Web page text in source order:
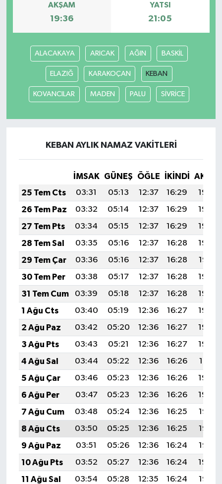
AKŞAM
19:36
YATSI
21:05
ALACAKAYA ARICAK AĞIN BASKİL
ELAZIĞ KARAKOÇAN KEBAN
KOVANCILAR MADEN PALU SİVRİCE
KEBAN AYLIK NAMAZ VAKITLERI
İMSAK GÜNEŞ ÖĞLE İKINDI
25 Tem Cts
03:31 05:13 12:37 16:29
19:50
26 Tem Paz
03:32 05:14 12:37 16:29
19:49
27 Tem Pts
03:34 05:15 12:37 16:29
19:49
28 Tem Sal
03:35 05:16 12:37 16:28
19:48
29 Tem Çar
03:36 05:16 12:37 16:28
19:47
30 Tem Per
03:38 05:17 12:37 16:28
19:46
31 Tem Cum
03:39 05:18 12:37 16:28
19:45
1 Ağu Cts
03:40 05:19 12:36 16:27
19:44
2 Ağu Paz
03:42 05:20 12:36 16:27
19:43
3 Ağu Pts
03:43 05:21 12:36 16:27
19:42
4 Ağu Sal
03:44 05:22 12:36 16:26
19:41
5 Ağu Çar
03:46 05:23 12:36 16:26
19:40
6 Ağu Per
03:47 05:23 12:36 16:26
19:39
7 Ağu Cum
03:48 05:24 12:36 16:25
19:38
8 Ağu Cts
03:50 05:25 12:36 16:25
19:36
9 Ağu Paz
03:51 05:26 12:36 16:24
19:35
10 Ağu Pts
03:52 05:27 12:36 16:24
19:34
11 Ağu Sal
03:54 05:28 12:35 16:24
19:33